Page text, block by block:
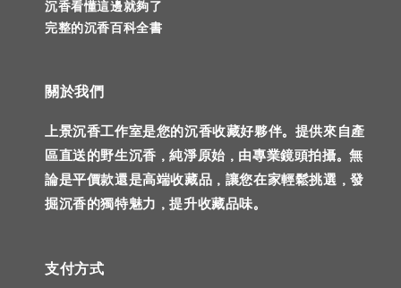
沉香看懂這邊就夠了
完整的沉香百科全書
關於我們
上景沉香工作室是您的沉香收藏好夥伴。提供來自產
區直送的野生沉香，純淨原始，由專業鏡頭拍攝。無
論是平價款還是高端收藏品，讓您在家輕鬆挑選，發
掘沉香的獨特魅力，提升收藏品味。
支付方式